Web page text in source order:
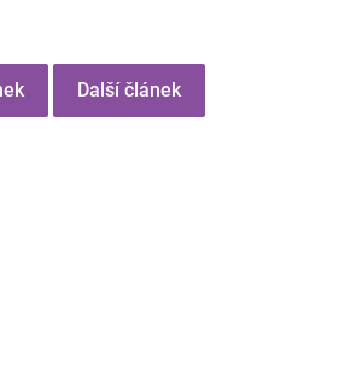
Další článek